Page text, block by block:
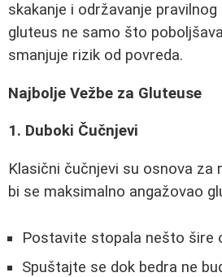
skakanje i održavanje pravilnog
gluteus ne samo što
smanjuje rizik od povreda.
Najbolje Vežbe za Gluteuse
1. Duboki Čučnjevi
Klasični čučnjevi su osnova za
bi se maksimalno angažovao
Postavite stopala nešto šire
Spuštajte se dok bedra ne